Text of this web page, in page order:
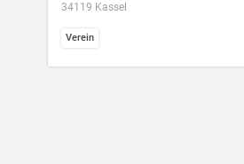
34119 Kassel
Verein